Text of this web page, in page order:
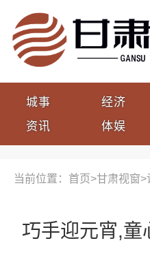
城事
资讯
经济
体娱
当前位置：首页>甘肃视窗>
巧手迎元宵,童